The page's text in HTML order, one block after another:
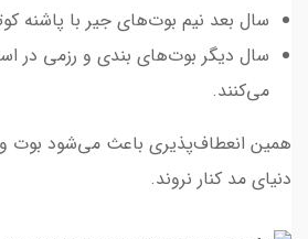
سال بعد نیم بوت‌های جیر با پاشنه
سال دیگر بوت‌های بندی و رزمی در
می‌کنند.
همین انعطاف‌پذیری باعث می‌شود بوت
دنیای مد کنار نروند.